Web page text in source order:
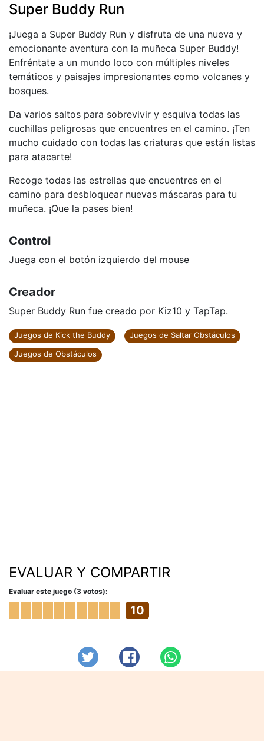
Super Buddy Run
¡Juega a Super Buddy Run y ​​disfruta de una nueva y
emocionante aventura con la muñeca Super Buddy!
Enfréntate a un mundo loco con múltiples niveles
temáticos y paisajes impresionantes como volcanes y
bosques.
Da varios saltos para sobrevivir y esquiva todas las
cuchillas peligrosas que encuentres en el camino. ¡Ten
mucho cuidado con todas las criaturas que están listas
para atacarte!
Recoge todas las estrellas que encuentres en el
camino para desbloquear nuevas máscaras para tu
muñeca. ¡Que la pases bien!
Control
Juega con el botón izquierdo del mouse
Creador
Super Buddy Run fue creado por Kiz10 y TapTap.
Juegos de Kick the Buddy
Juegos de Saltar Obstáculos
Juegos de Obstáculos
EVALUAR Y COMPARTIR
Evaluar este juego (3 votos):
10